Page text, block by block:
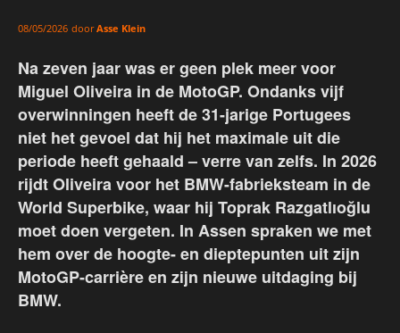
08/05/2026 door Asse Klein
Na zeven jaar was er geen plek meer voor
Miguel Oliveira in de MotoGP. Ondanks vijf
overwinningen heeft de 31-jarige Portugees
niet het gevoel dat hij het maximale uit die
periode heeft gehaald – verre van zelfs. In 2026
rijdt Oliveira voor het BMW-fabrieksteam in de
World Superbike, waar hij Toprak Razgatlıoğlu
moet doen vergeten. In Assen spraken we met
hem over de hoogte- en dieptepunten uit zijn
MotoGP-carrière en zijn nieuwe uitdaging bij
BMW.